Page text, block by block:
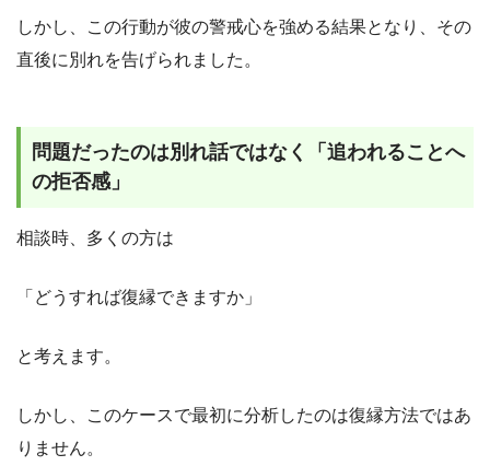
しかし、この行動が彼の警戒心を強める結果となり、その
直後に別れを告げられました。
問題だったのは別れ話ではなく「追われることへ
の拒否感」
相談時、多くの方は
「どうすれば復縁できますか」
と考えます。
しかし、このケースで最初に分析したのは復縁方法ではあ
りません。